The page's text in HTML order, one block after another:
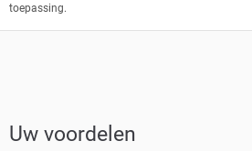
toepassing.
Uw voordelen